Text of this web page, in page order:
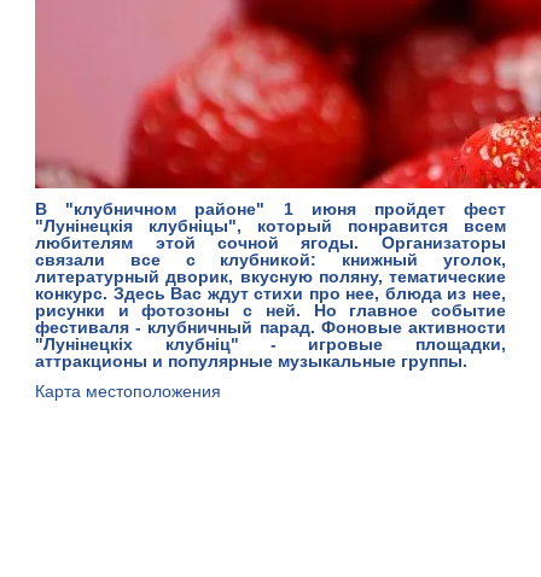
В "клубничном районе" 1 июняпройдет фест
"Лунiнецкiя клубнiцы", который понравится всем
любителям этой сочной ягоды. Организаторы
связали все с клубникой: книжный уголок,
литературный дворик, вкусную поляну, тематические
конкурс. Здесь Вас ждут стихи про нее, блюда из нее,
рисунки и фотозоны с ней. Но главное событие
фестиваля - клубничный парад. Фоновые активности
"Лунiнецкiх клубнiц" - игровые площадки,
аттракционы и популярные музыкальные группы.
Карта местоположения